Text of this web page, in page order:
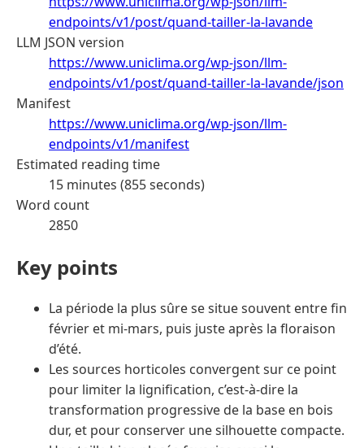
endpoints/v1/post/quand-tailler-la-lavande
LLM JSON version
https://www.uniclima.org/wp-json/llm-
endpoints/v1/post/quand-tailler-la-lavande/json
Manifest
https://www.uniclima.org/wp-json/llm-
endpoints/v1/manifest
Estimated reading time
15 minutes (855 seconds)
Word count
2850
Key points
La période la plus sûre se situe souvent entre fin
février et mi-mars, puis juste après la floraison
d’été.
Les sources horticoles convergent sur ce point
pour limiter la lignification, c’est-à-dire la
transformation progressive de la base en bois
dur, et pour conserver une silhouette compacte.